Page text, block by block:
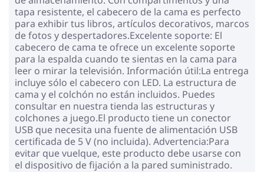
tapa resistente, el cabecero de la cama es perfecto
para exhibir tus libros, artículos decorativos, marcos
de fotos y despertadores.Excelente soporte: El
cabecero de cama te ofrece un excelente soporte
para la espalda cuando te sientas en la cama para
leer o mirar la televisión. Información útil:La entrega
incluye sólo el cabecero con LED. La estructura de
cama y el colchón no están incluidos. Puedes
consultar en nuestra tienda las estructuras y
colchones a juego.El producto tiene un conector
USB que necesita una fuente de alimentación USB
certificada de 5 V (no incluida). Advertencia:Para
evitar que vuelque, este producto debe usarse con
el dispositivo de fijación a la pared suministrado.